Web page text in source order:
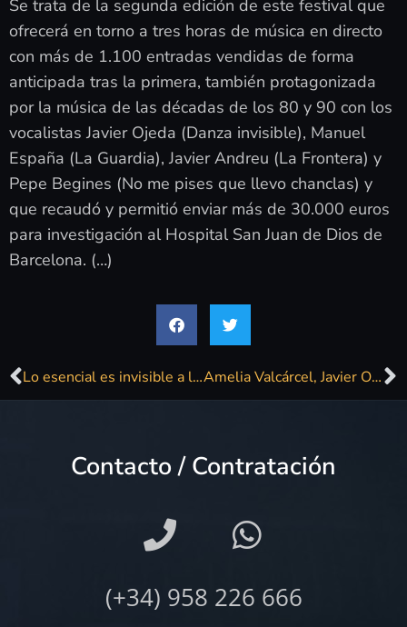
Se trata de la segunda edición de este festival que
ofrecerá en torno a tres horas de música en directo
con más de 1.100 entradas vendidas de forma
anticipada tras la primera, también protagonizada
por la música de las décadas de los 80 y 90 con los
vocalistas Javier Ojeda (Danza invisible), Manuel
España (La Guardia), Javier Andreu (La Frontera) y
Pepe Begines (No me pises que llevo chanclas) y
que recaudó y permitió enviar más de 30.000 euros
para investigación al Hospital San Juan de Dios de
Barcelona. (…)
Lo esencial es invisible a los ojos Amelia Valcárcel, Javier Ojeda y la Policia Nacional, cofrades de honor del Desarme
Contacto / Contratación
(+34) 958 226 666